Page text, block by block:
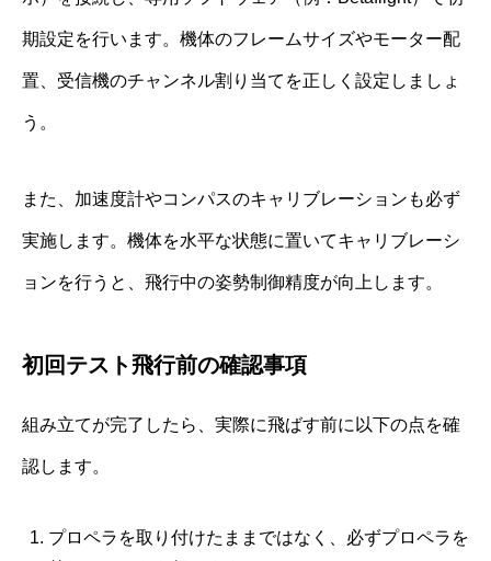
期設定を行います。機体のフレームサイズやモーター配
置、受信機のチャンネル割り当てを正しく設定しましょ
う。
また、加速度計やコンパスのキャリブレーションも必ず
実施します。機体を水平な状態に置いてキャリブレーシ
ョンを行うと、飛行中の姿勢制御精度が向上します。
初回テスト飛行前の確認事項
組み立てが完了したら、実際に飛ばす前に以下の点を確
認します。
プロペラを取り付けたままではなく、必ずプロペラを